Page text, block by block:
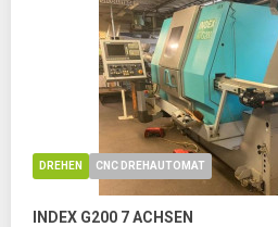
DREHEN CNC DREHAUTOMAT
INDEX G200 7 ACHSEN